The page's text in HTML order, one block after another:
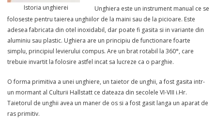
Istoria unghierei
Unghiera este un instrument manual ce se
foloseste pentru taierea unghiilor de la maini sau de la picioare. Este
adesea fabricata din otel inoxidabil, dar poate fi gasita si in variante din
aluminiu sau plastic. Ughiera are un principiu de functionare foarte
simplu, principiul levierului compus. Are un brat rotabil la 360°, care
trebuie invartit la folosire astfel incat sa lucreze ca o parghie.
O forma primitiva a unei unghiere, un taietor de unghii, a fost gasita intr-
un mormant al Culturii Hallstatt ce dateaza din secolele VI-VIII i.Hr.
Taietorul de unghii avea un maner de os si a fost gasit langa un aparat de
ras primitiv.